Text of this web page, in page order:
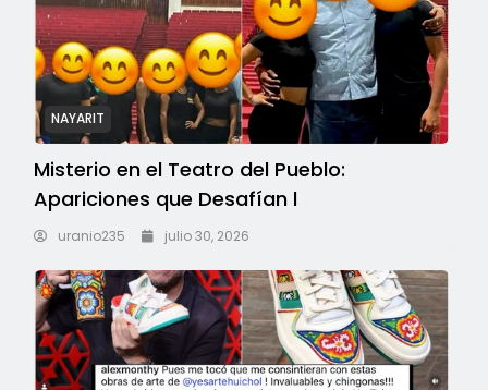
NAYARIT
Misterio en el Teatro del Pueblo:
Apariciones que Desafían l
uranio235 julio 30, 2026